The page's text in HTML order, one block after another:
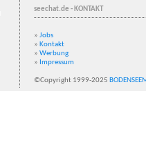
seechat.de - KONTAKT
» Jobs
» Kontakt
» Werbung
» Impressum
©Copyright 1999-2025